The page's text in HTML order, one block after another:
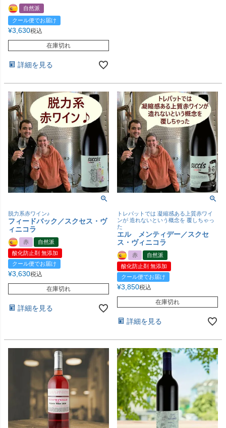
自然派
クール便でお届け
¥3,630税込
在庫切れ
詳細を見る
脱力系赤ワイン♪
フィードバック／スクセス・ヴ
ィニコラ
赤
自然派
酸化防止剤 無添加
クール便でお届け
¥3,630税込
在庫切れ
詳細を見る
トレパットでは 凝縮感ある上質赤ワイ
ンが 造れないという概念を 覆しちゃっ
た
エル メンティデー／スクセ
ス・ヴィニコラ
赤
自然派
酸化防止剤 無添加
クール便でお届け
¥3,850税込
在庫切れ
詳細を見る